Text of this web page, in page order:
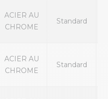
ACIER AU
CHROME
Standard
ACIER AU
CHROME
Standard